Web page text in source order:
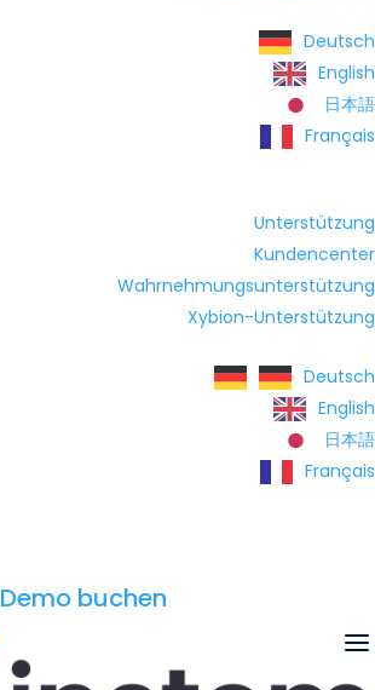
Deutsch
English
日本語
Français
Unterstützung
Kundencenter
Wahrnehmungsunterstützung
Xybion-Unterstützung
Deutsch
English
日本語
Français
Demo buchen